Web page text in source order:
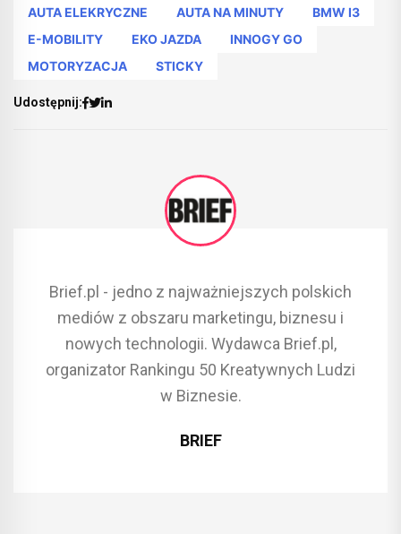
AUTA ELEKRYCZNE AUTA NA MINUTY
BMW I3
E-MOBILITY
EKO JAZDA
INNOGY GO
MOTORYZACJA
STICKY
Udostępnij:
Brief.pl - jedno z najważniejszych polskich
mediów z obszaru marketingu, biznesu i
nowych technologii. Wydawca Brief.pl,
organizator Rankingu 50 Kreatywnych Ludzi
w Biznesie.
BRIEF